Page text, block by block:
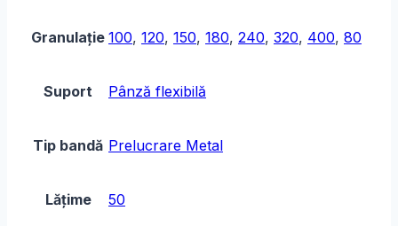
Granulație 100, 120, 150, 180, 240, 320, 400, 80
Suport Pânză flexibilă
Tip bandă Prelucrare Metal
Lățime 50